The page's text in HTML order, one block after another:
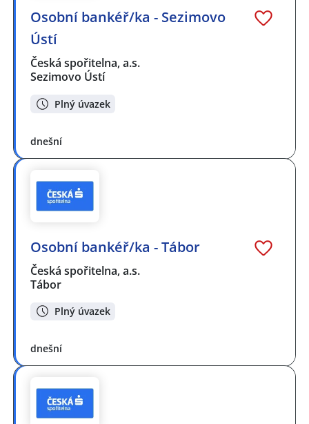
Osobní bankéř/ka - Sezimovo
Ústí
Česká spořitelna, a.s.
Sezimovo Ústí
Plný úvazek
dnešní
Osobní bankéř/ka - Tábor
Česká spořitelna, a.s.
Tábor
Plný úvazek
dnešní